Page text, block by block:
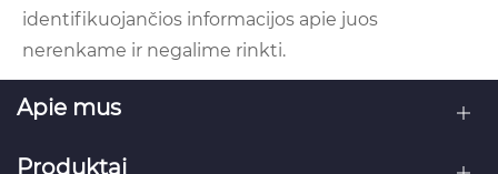
identifikuojančios informacijos apie juos
nerenkame ir negalime rinkti.
Apie mus
Produktai